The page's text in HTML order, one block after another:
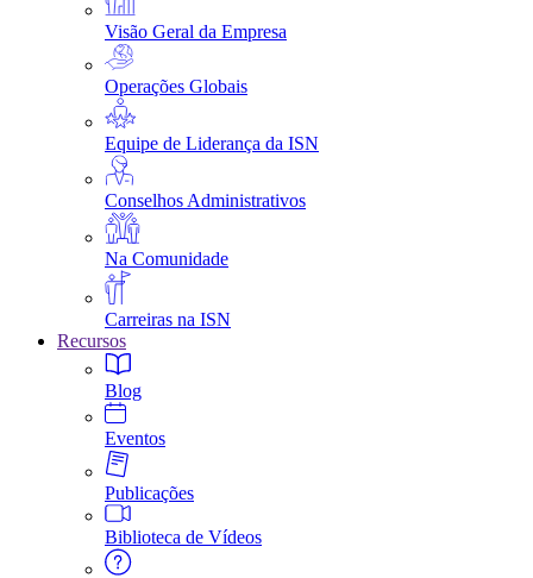
Visão Geral da Empresa
Operações Globais
Equipe de Liderança da ISN
Conselhos Administrativos
Na Comunidade
Carreiras na ISN
Recursos
Blog
Eventos
Publicações
Biblioteca de Vídeos